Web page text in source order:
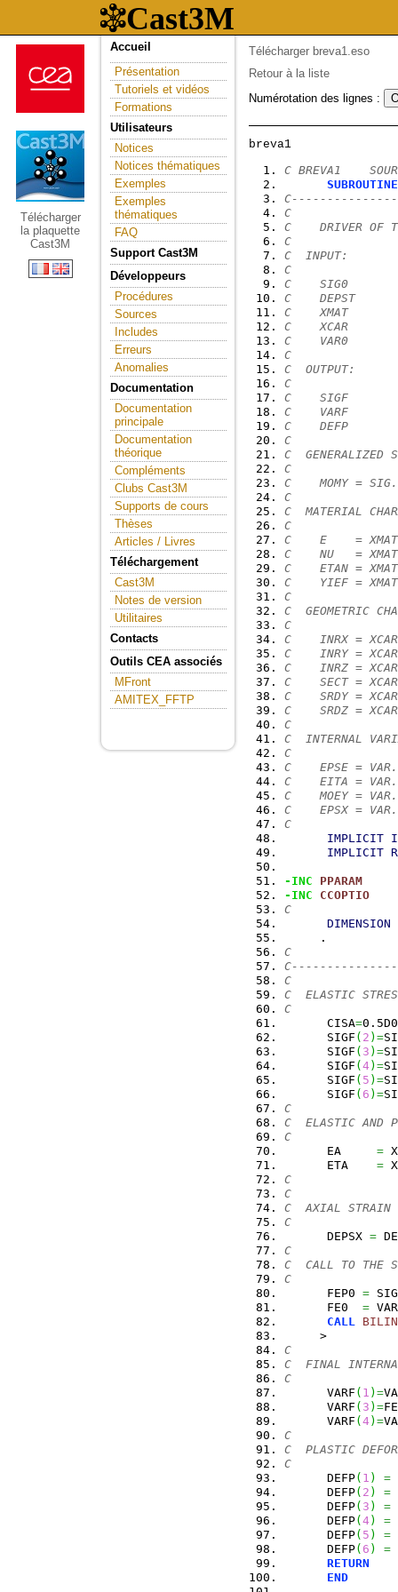
Télécharger
la plaquette
Cast3M
Accueil
Présentation
Tutoriels et vidéos
Formations
Utilisateurs
Notices
Notices thématiques
Exemples
Exemples
thématiques
FAQ
Support Cast3M
Développeurs
Procédures
Sources
Includes
Erreurs
Anomalies
Documentation
Documentation
principale
Documentation
théorique
Compléments
Clubs Cast3M
Supports de cours
Thèses
Articles / Livres
Téléchargement
Cast3M
Notes de version
Utilitaires
Contacts
Outils CEA associés
MFront
AMITEX_FFTP
Télécharger breva1.eso
Retour à la liste
Numérotation des lignes :
C BREVA1
SUBROUTINE
C
C    DRIVER OF
C
C  INPUT:
C
C    SIG0
C    DEPST
C    XMAT
C    XCAR
C    VAR0
C
C  OUTPUT:
C
C    SIGF
C    VARF
C    DEFP
C
C  GENERALIZED
C
C    MOMY =
C
C  MATERIAL
C
C    E    =
C    NU   =
C    ETAN =
C    YIEF =
C
C  GEOMETRIC
C
C    INRX =
C    INRY =
C    INRZ =
C    SECT =
C    SRDY =
C    SRDZ =
C
C  INTERNAL
C
C    EPSE =
C    EITA =
C    MOEY =
C    EPSX =
C
IMPLICIT
IMPLICIT
-INC
PPARAM
-INC
CCOPTIO
C
DIMENSION
     .
C
C
C  ELASTIC
C
      CISA
=0.5D0
      SIGF
( 2 ) =
      SIGF
( 3 ) =
      SIGF
(4) =
      SIGF
( 5 ) =
      SIGF
( 6 ) =
C
C  ELASTIC AND
C
      EA
=
      ETA
=
C
C
C  AXIAL STRAIN
C
      DEPSX
=
C
C  CALL TO THE
C
      FEP0
=
      FE0
=
CALL
>
C
C  FINAL
C
      VARF
( 1 ) =
      VARF
( 3 ) =
      VARF
(4) =
C
C  PLASTIC
C
      DEFP
( 1 ) =
      DEFP
( 2 )
=
      DEFP
( 3 )
=
      DEFP
(4)
=
      DEFP
( 5 )
=
      DEFP
( 6 )
=
RETURN
END